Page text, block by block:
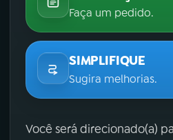
Faça um pedido.
SIMPLIFIQUE
Sugira melhorias.
Você será direcionado(a)